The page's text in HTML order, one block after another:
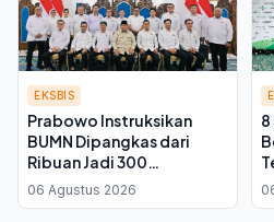
EKSBIS
Prabowo Instruksikan
BUMN Dipangkas dari
Ribuan Jadi 300
Perusahaan, Kadin
Kalteng: Infrastruktur
06 Agustus 2026